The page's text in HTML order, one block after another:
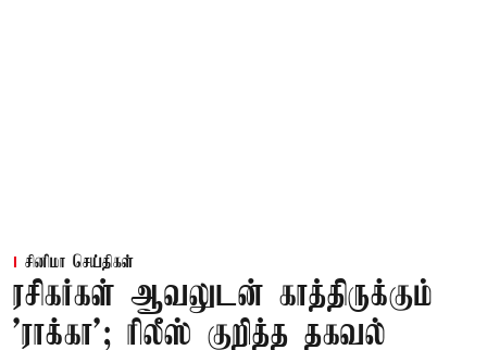
சினிமா செய்திகள்
ரசிகர்கள் ஆவலுடன் காத்திருக்கும்
'ராக்கா'; ரிலீஸ் குறித்த தகவல்